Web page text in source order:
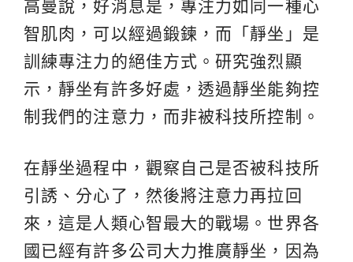
高曼說，好消息是，專注力如同一種心
智肌肉，可以經過鍛鍊，而「靜坐」是
訓練專注力的絕佳方式。研究強烈顯
示，靜坐有許多好處，透過靜坐能夠控
制我們的注意力，而非被科技所控制。
在靜坐過程中，觀察自己是否被科技所
引誘、分心了，然後將注意力再拉回
來，這是人類心智最大的戰場。世界各
國已經有許多公司大力推廣靜坐，因為